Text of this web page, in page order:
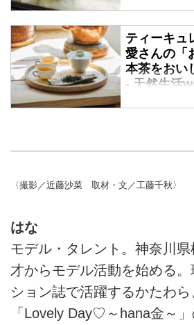
心をほっと
お茶のひと
もっと充実さ
りのお茶セ
イストの平
もらいました
ティーキュ
愛さんの「
本茶をおい
- 天然生活
心をほっと
りのお茶セ
もらいました
〈撮影／近藤沙菜 取材・文／工藤千秋〉
はな
モデル・タレント。神奈川
才からモデル活動を始める
ション誌で活躍するかたわ
「Lovely Day♡～hana金～